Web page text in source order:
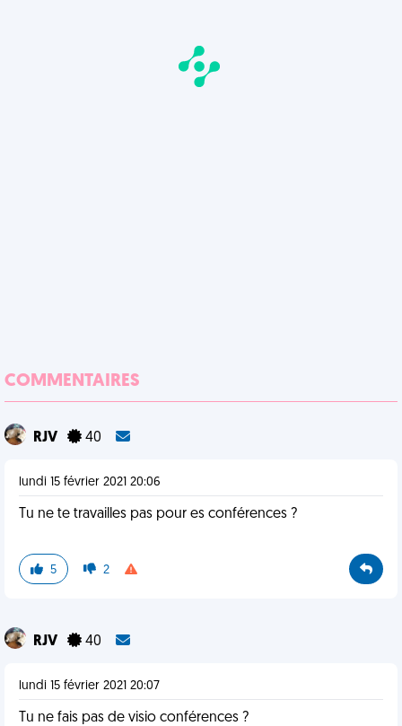
COMMENTAIRES
RJV 40
lundi 15 février 2021 20:06
Tu ne te travailles pas pour es conférences ?
5 2
RJV 40
lundi 15 février 2021 20:07
Tu ne fais pas de visio conférences ?